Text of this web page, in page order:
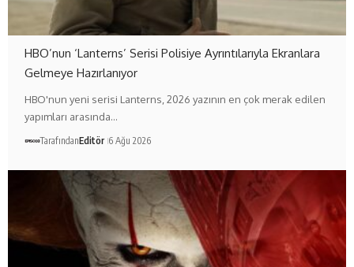
HBO’nun ‘Lanterns’ Serisi Polisiye Ayrıntılarıyla Ekranlara
Gelmeye Hazırlanıyor
HBO'nun yeni serisi Lanterns, 2026 yazının en çok merak edilen
yapımları arasında…
TarafındanEditör 6 Ağu 2026